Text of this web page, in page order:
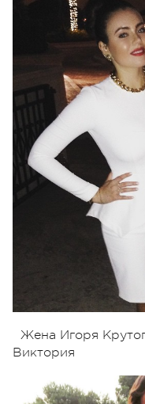
Жена Игоря
Виктория